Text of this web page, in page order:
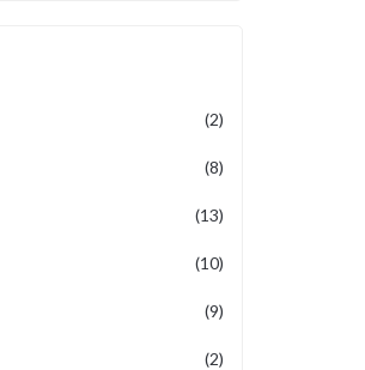
(2)
(8)
(13)
(10)
(9)
(2)